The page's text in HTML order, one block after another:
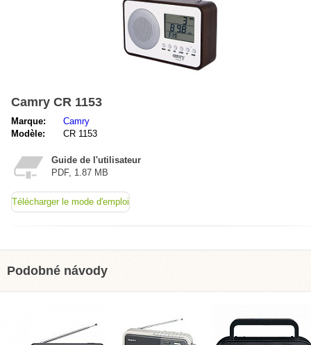
Camry CR 1153
Marque:
Camry
Modèle:
CR 1153
Guide de l'utilisateur
PDF, 1.87 MB
Télécharger le mode d'emploi
Podobné návody